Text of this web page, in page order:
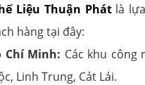
Liệu Thuận Phátlà
hàng tại đây:
Chí Minh: Các khu công
Linh Trung, Cát Lái.